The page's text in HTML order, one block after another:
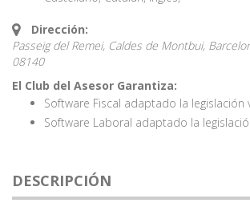
Dirección:
Passeig del Remei, Caldes de Montbui,
08140
El Club del Asesor Garantiza:
Software Fiscal adaptado la legislación
Software Laboral adaptado la
DESCRIPCIÓN